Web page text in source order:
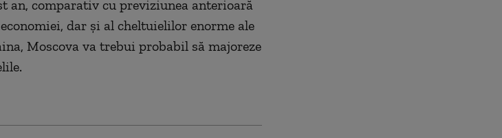
an, comparativ cu previziunea anterioară
dar şi al cheltuielilor enorme ale
Moscova va trebui probabil să majoreze